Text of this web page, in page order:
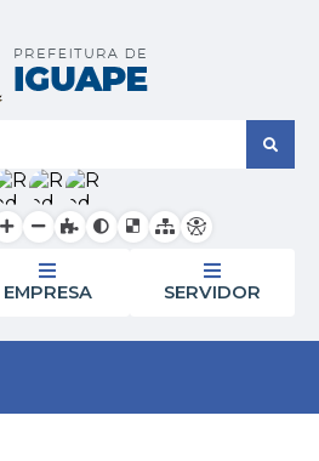
EMPRESA SERVIDOR